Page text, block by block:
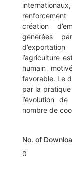
création
générées
l’agriculture
humain
favorable. Le
par la pratique
l’évolution
nombre de
No. of
0